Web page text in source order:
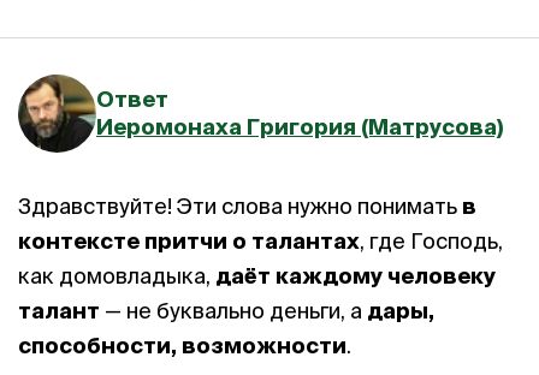
Ответ
Иеромонаха Григория (Матрусова)
Здравствуйте! Эти слова нужно понимать в
контексте притчи о талантах, где Господь,
как домовладыка, даёт каждому человеку
талант — не буквально деньги, а дары,
способности, возможности.